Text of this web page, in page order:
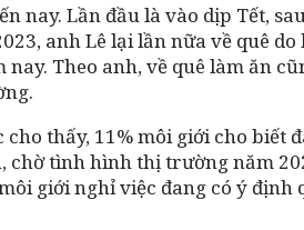
nay. Lần đầu là vào dịp Tết,
anh Lê lại lần nữa về quê
Theo anh, về quê làm ăn
thấy, 11% môi giới cho biết
tình hình thị trường năm
giới nghỉ việc đang có ý định